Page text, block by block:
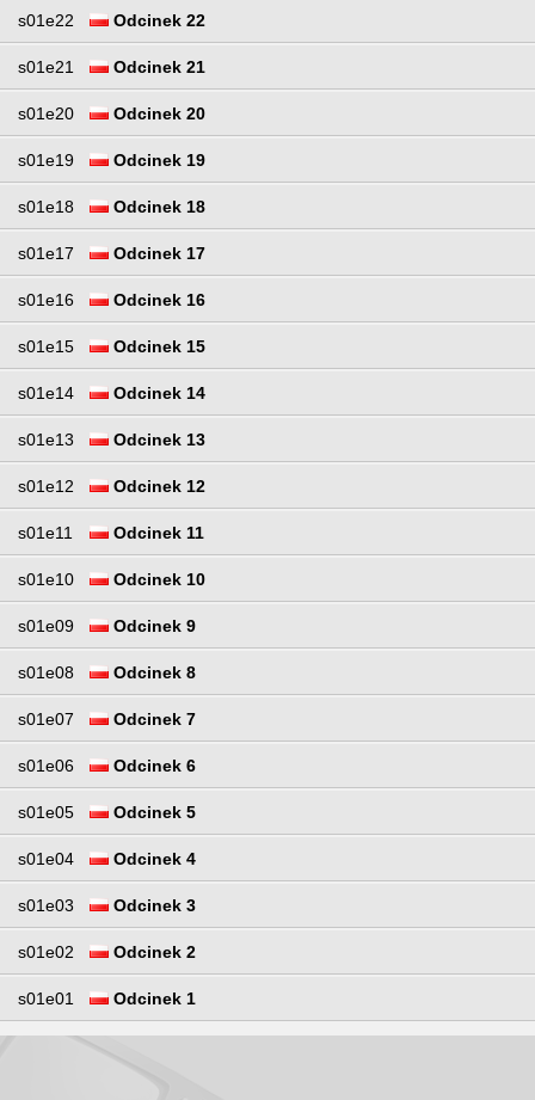
s01e22 Odcinek 22
s01e21 Odcinek 21
s01e20 Odcinek 20
s01e19 Odcinek 19
s01e18 Odcinek 18
s01e17 Odcinek 17
s01e16 Odcinek 16
s01e15 Odcinek 15
s01e14 Odcinek 14
s01e13 Odcinek 13
s01e12 Odcinek 12
s01e11 Odcinek 11
s01e10 Odcinek 10
s01e09 Odcinek 9
s01e08 Odcinek 8
s01e07 Odcinek 7
s01e06 Odcinek 6
s01e05 Odcinek 5
s01e04 Odcinek 4
s01e03 Odcinek 3
s01e02 Odcinek 2
s01e01 Odcinek 1